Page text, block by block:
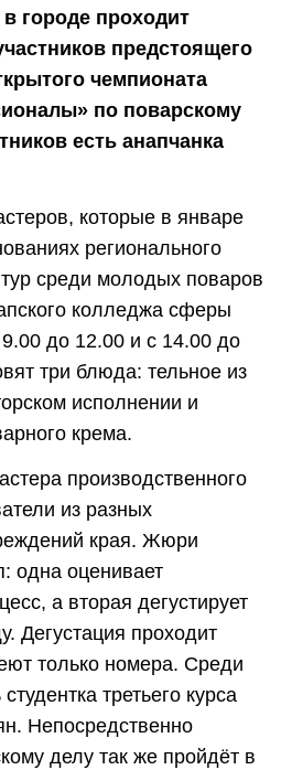
городе проходит
предстоящего
чемпионата
по поварскому
есть анапчанка
которые в январе
регионального
среди молодых поваров
колледжа сферы
до 12.00 и с 14.00 до
три блюда: тельное из
исполнении и
крема.
производственного
из разных
края. Жюри
одна оценивает
а вторая дегустирует
Дегустация проходит
только номера. Среди
третьего курса
Непосредственно
делу так же пройдёт в